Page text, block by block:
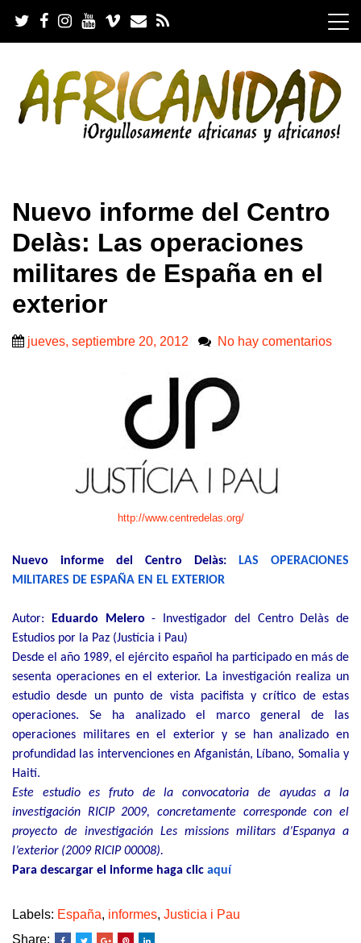
i
Nuevo informe del Centro
Delàs: Las operaciones
militares de España en el
exterior
jueves, septiembre 20, 2012 No hay comentarios
http://www.centredelas.org/
Nuevo informe del Centro Delàs: LAS OPERACIONES
MILITARES DE ESPAÑA EN EL EXTERIOR
Autor: Eduardo Melero - Investigador del Centro Delàs de
Estudios por la Paz (Justícia i Pau)
Desde el año 1989, el ejército español ha participado en más de
sesenta operaciones en el exterior. La investigación realiza un
estudio desde un punto de vista pacifista y crítico de estas
operaciones. Se ha analizado el marco general de las
operaciones militares en el exterior y se han analizado en
profundidad las intervenciones en Afganistán, Líbano, Somalia y
Haití.
Este estudio es fruto de la convocatoria de ayudas a la
investigación RICIP 2009, concretamente corresponde con el
proyecto de investigación Les missions militars d’Espanya a
l’exterior (2009 RICIP 00008).
Para descargar el informe haga clic aquí
Labels: España, informes, Justicia i Pau
Share: